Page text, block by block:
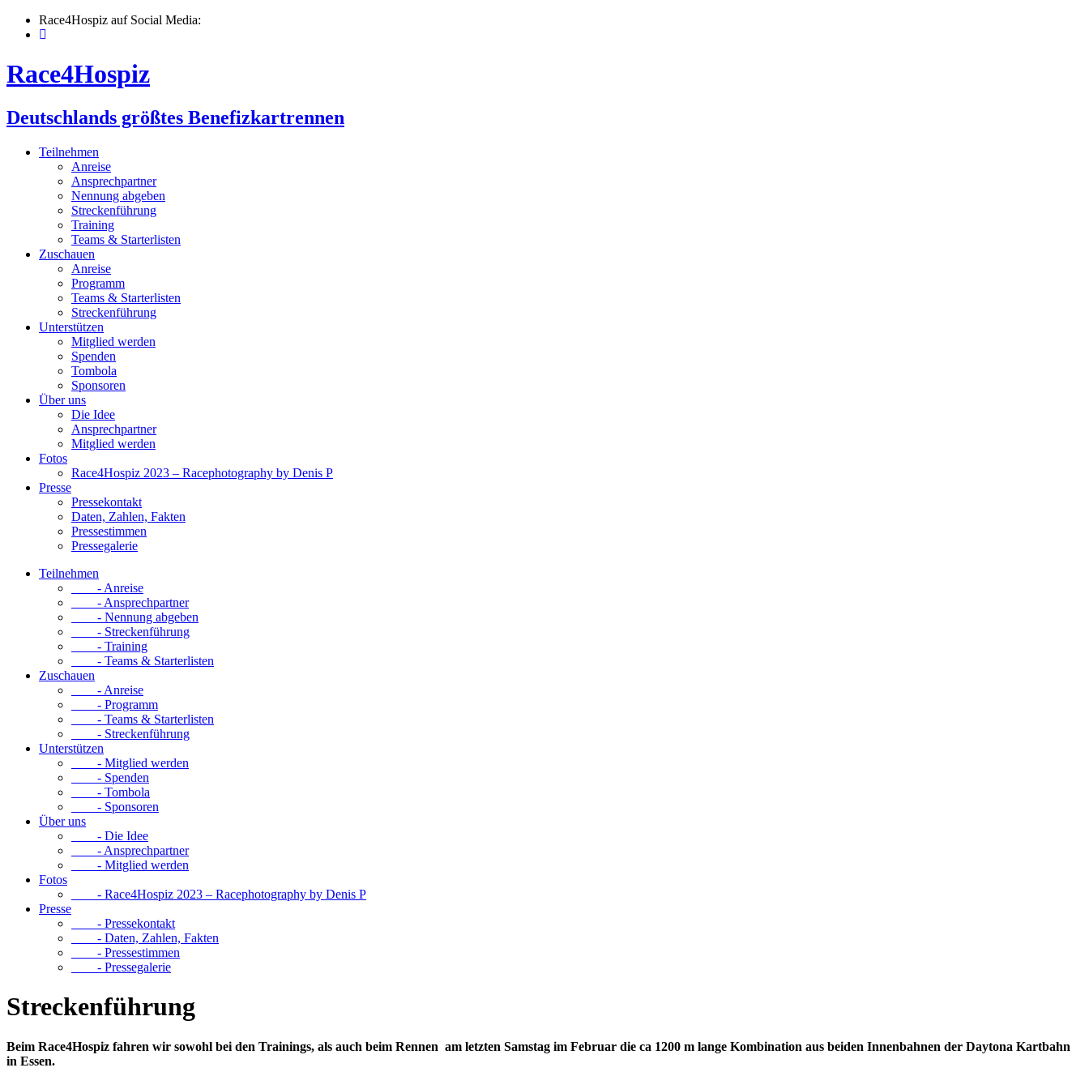
Skip
Race4Hospiz auf Social Media:
Race4Hospiz
Deutschlands größtes Benefizkartrennen
Teilnehmen
Anreise
Ansprechpartner
Nennung abgeben
Streckenführung
Training
Teams & Starterlisten
Zuschauen
Anreise
Programm
Teams & Starterlisten
Streckenführung
Unterstützen
Mitglied werden
Spenden
Tombola
Sponsoren
Über uns
Die Idee
Ansprechpartner
Mitglied werden
Fotos
Race4Hospiz 2023 – Racephotography by Denis P
Presse
Pressekontakt
Daten, Zahlen, Fakten
Pressestimmen
Pressegalerie
Teilnehmen
- Anreise
- Ansprechpartner
- Nennung abgeben
- Streckenführung
- Training
- Teams & Starterlisten
Zuschauen
- Anreise
- Programm
- Teams & Starterlisten
- Streckenführung
Unterstützen
- Mitglied werden
- Spenden
- Tombola
- Sponsoren
Über uns
- Die Idee
- Ansprechpartner
- Mitglied werden
Fotos
- Race4Hospiz 2023 – Racephotography by Denis P
Presse
- Pressekontakt
- Daten, Zahlen, Fakten
- Pressestimmen
- Pressegalerie
Streckenführung
Beim Race4Hospiz fahren wir sowohl bei den Trainings, als auch beim Rennen am letzten Samstag im Februar die ca 1200 m lange Kombination aus beiden Innenbahnen der Daytona Kartbahn
in Essen.